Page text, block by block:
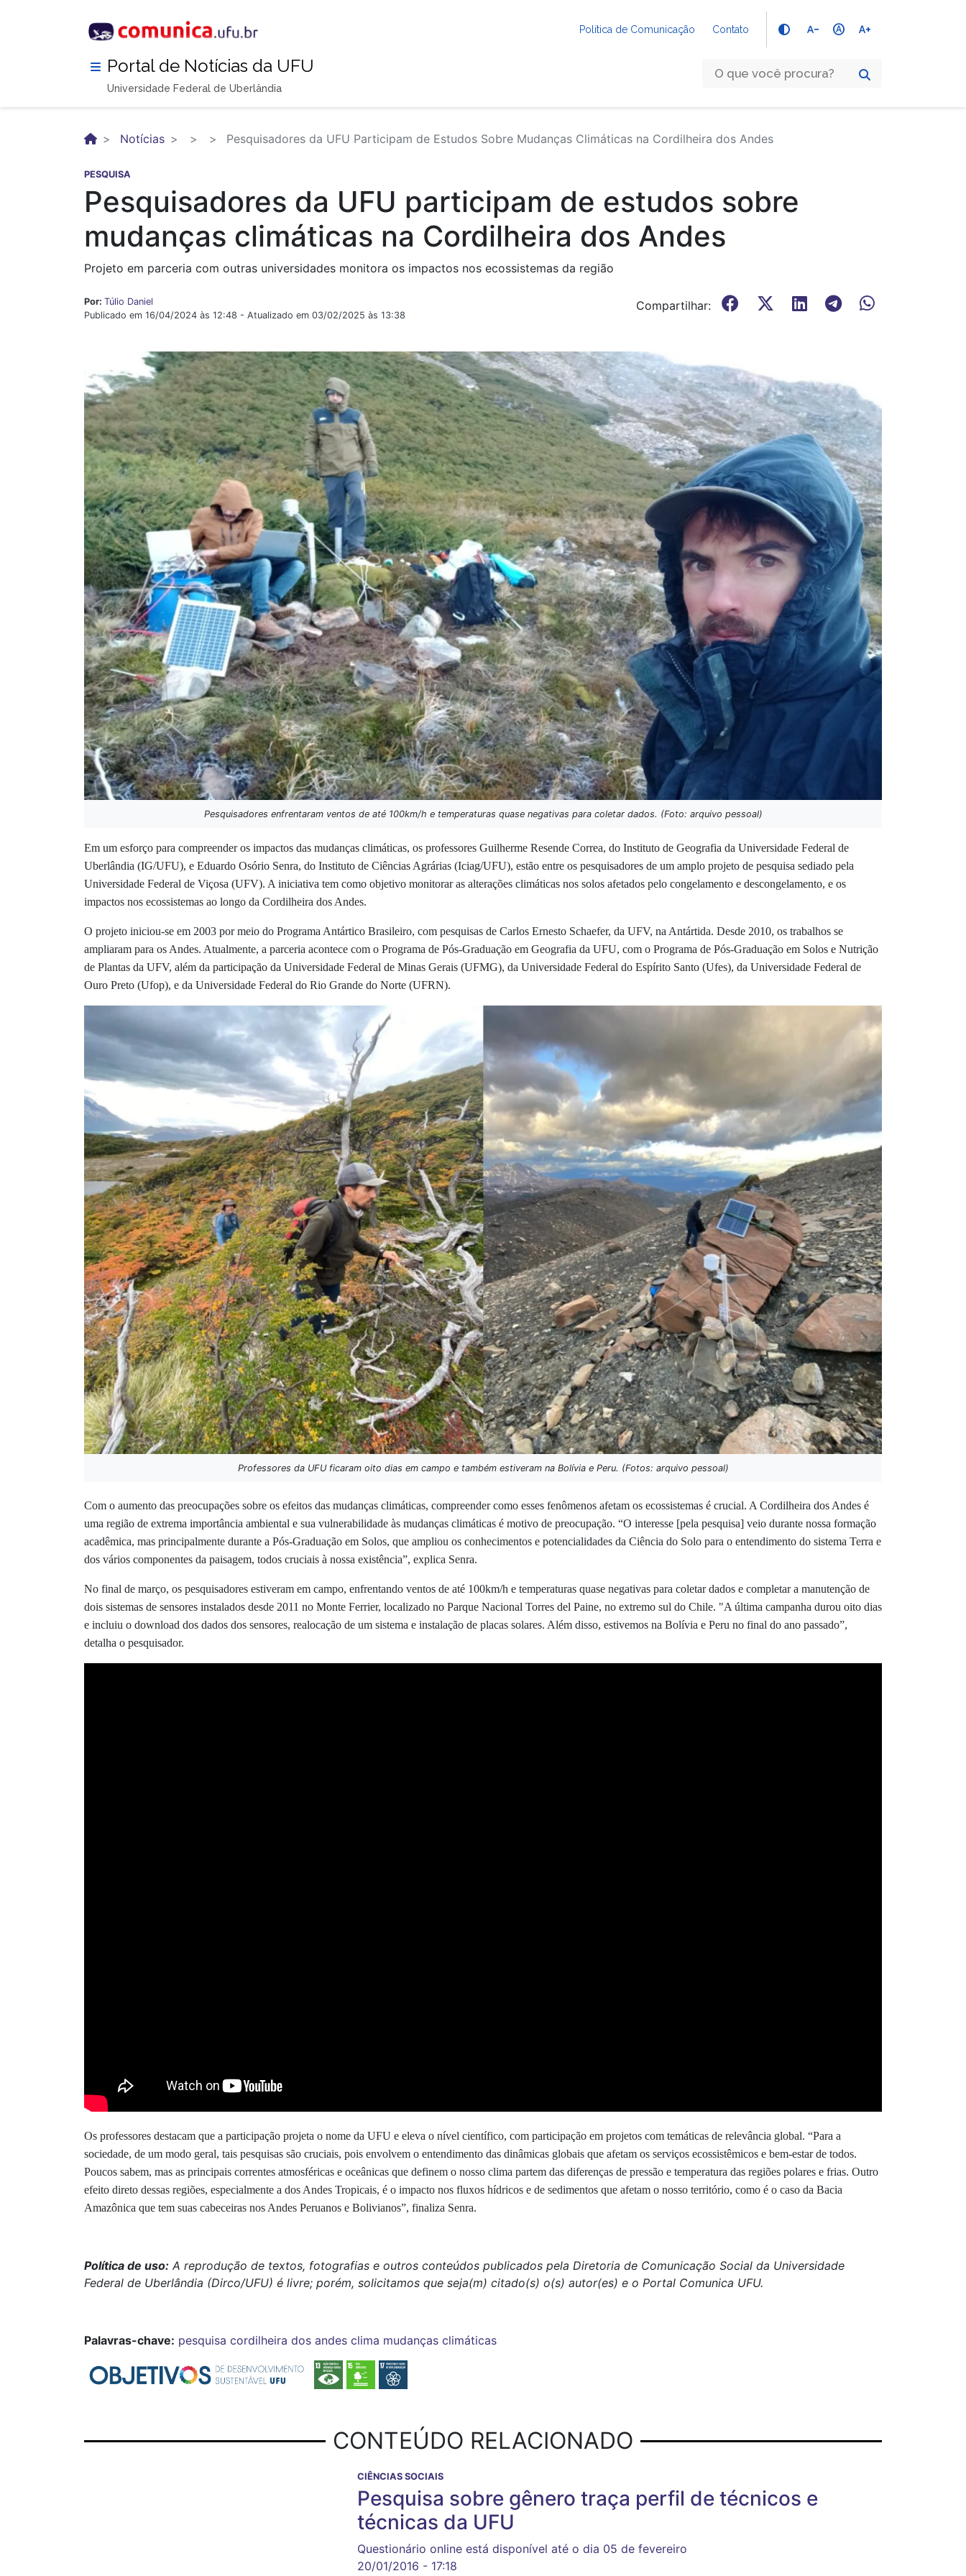
Política de Comunicação Contato text_decrease hdr_auto text_increase
Portal de Notícias da UFU
Universidade Federal de Uberlândia
Notícias Pesquisadores da UFU Participam de Estudos Sobre Mudanças Climáticas na Cordilheira dos Andes
PESQUISA
Pesquisadores da UFU participam de estudos sobre
mudanças climáticas na Cordilheira dos Andes
Projeto em parceria com outras universidades monitora os impactos nos ecossistemas da região
Por: Túlio Daniel
Publicado em 16/04/2024 às 12:48 - Atualizado em 03/02/2025 às 13:38
Compartilhar:
Pesquisadores enfrentaram ventos de até 100km/h e temperaturas quase negativas para coletar dados. (Foto: arquivo pessoal)
Em um esforço para compreender os impactos das mudanças climáticas, os professores Guilherme Resende Correa, do Instituto de Geografia da Universidade Federal de
Uberlândia (IG/UFU), e Eduardo Osório Senra, do Instituto de Ciências Agrárias (Iciag/UFU), estão entre os pesquisadores de um amplo projeto de pesquisa sediado pela
Universidade Federal de Viçosa (UFV). A iniciativa tem como objetivo monitorar as alterações climáticas nos solos afetados pelo congelamento e descongelamento, e os
impactos nos ecossistemas ao longo da Cordilheira dos Andes.
O projeto iniciou-se em 2003 por meio do Programa Antártico Brasileiro, com pesquisas de Carlos Ernesto Schaefer, da UFV, na Antártida. Desde 2010, os trabalhos se
ampliaram para os Andes. Atualmente, a parceria acontece com o Programa de Pós-Graduação em Geografia da UFU, com o Programa de Pós-Graduação em Solos e Nutrição
de Plantas da UFV, além da participação da Universidade Federal de Minas Gerais (UFMG), da Universidade Federal do Espírito Santo (Ufes), da Universidade Federal de
Ouro Preto (Ufop), e da Universidade Federal do Rio Grande do Norte (UFRN).
Professores da UFU ficaram oito dias em campo e também estiveram na Bolívia e Peru. (Fotos: arquivo pessoal)
Com o aumento das preocupações sobre os efeitos das mudanças climáticas, compreender como esses fenômenos afetam os ecossistemas é crucial. A Cordilheira dos Andes é
uma região de extrema importância ambiental e sua vulnerabilidade às mudanças climáticas é motivo de preocupação. “O interesse [pela pesquisa] veio durante nossa formação
acadêmica, mas principalmente durante a Pós-Graduação em Solos, que ampliou os conhecimentos e potencialidades da Ciência do Solo para o entendimento do sistema Terra e
dos vários componentes da paisagem, todos cruciais à nossa existência”, explica Senra.
No final de março, os pesquisadores estiveram em campo, enfrentando ventos de até 100km/h e temperaturas quase negativas para coletar dados e completar a manutenção de
dois sistemas de sensores instalados desde 2011 no Monte Ferrier, localizado no Parque Nacional Torres del Paine, no extremo sul do Chile. "A última campanha durou oito dias
e incluiu o download dos dados dos sensores, realocação de um sistema e instalação de placas solares. Além disso, estivemos na Bolívia e Peru no final do ano passado”,
detalha o pesquisador.
Os professores destacam que a participação projeta o nome da UFU e eleva o nível científico, com participação em projetos com temáticas de relevância global. “Para a
sociedade, de um modo geral, tais pesquisas são cruciais, pois envolvem o entendimento das dinâmicas globais que afetam os serviços ecossistêmicos e bem-estar de todos.
Poucos sabem, mas as principais correntes atmosféricas e oceânicas que definem o nosso clima partem das diferenças de pressão e temperatura das regiões polares e frias. Outro
efeito direto dessas regiões, especialmente a dos Andes Tropicais, é o impacto nos fluxos hídricos e de sedimentos que afetam o nosso território, como é o caso da Bacia
Amazônica que tem suas cabeceiras nos Andes Peruanos e Bolivianos”, finaliza Senra.
Política de uso: A reprodução de textos, fotografias e outros conteúdos publicados pela Diretoria de Comunicação Social da Universidade
Federal de Uberlândia (Dirco/UFU) é livre; porém, solicitamos que seja(m) citado(s) o(s) autor(es) e o Portal Comunica UFU.
Palavras-chave: pesquisa cordilheira dos andes clima mudanças climáticas
CONTEÚDO RELACIONADO
CIÊNCIAS SOCIAIS
Pesquisa sobre gênero traça perfil de técnicos e
técnicas da UFU
Questionário online está disponível até o dia 05 de fevereiro
20/01/2016 - 17:18